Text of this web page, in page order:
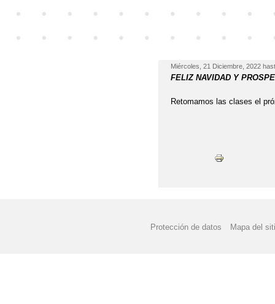
CORONAVIRUS
INFORMACIÓN PARA
JORNADA PUERTAS
Miércoles, 21 Diciembre, 2022
FELIZ NAVIDAD Y
Retomamos las clases el
Protección de datos Mapa del